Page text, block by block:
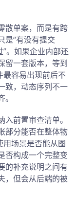
散单案，而是有跨
是“有没有提交
”。如果企业内部还
留一套版本，等到
最容易出现前后不
致，动态序列不一
前置审查清单。
部分能否在整体物
用场景是否能从图
否构成一个完整变
的补充说明之间有
，但会从后端的被